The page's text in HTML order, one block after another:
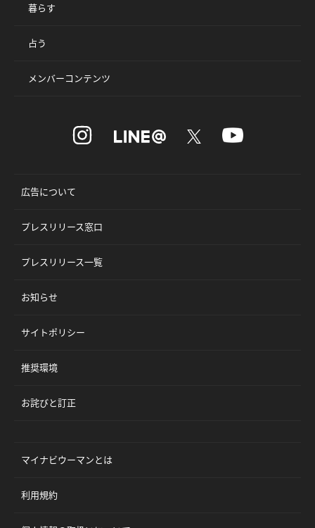
暮らす
占う
メンバーコンテンツ
広告について
プレスリリース窓口
プレスリリース一覧
お知らせ
サイトポリシー
推奨環境
お詫びと訂正
マイナビウーマンとは
利用規約